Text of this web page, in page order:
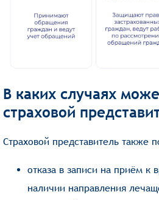
В каких случаях
страховой
Страховой представитель также
отказа в записи на приём к
наличии направления